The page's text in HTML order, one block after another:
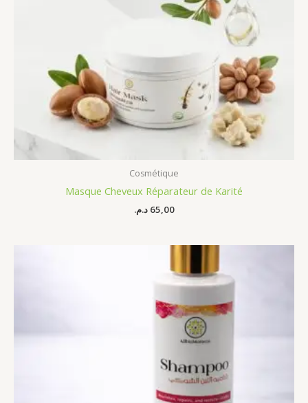
Cosmétique
Masque Cheveux Réparateur de Karité
65,00 د.م.